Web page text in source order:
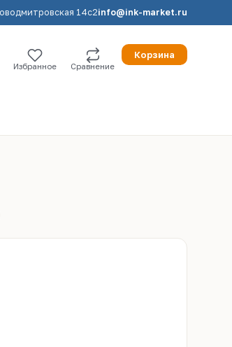
14с2info@ink-market.ru
Избранное Сравнение
Корзина